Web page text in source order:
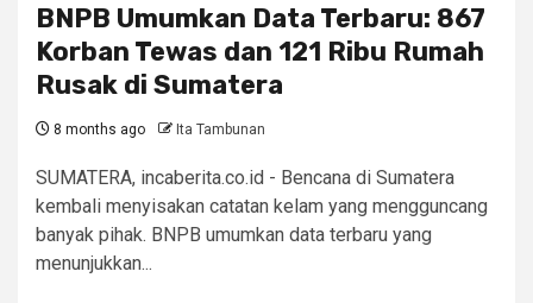
BNPB Umumkan Data Terbaru: 867
Korban Tewas dan 121 Ribu Rumah
Rusak di Sumatera
8 months ago Ita Tambunan
SUMATERA, incaberita.co.id - Bencana di Sumatera
kembali menyisakan catatan kelam yang mengguncang
banyak pihak. BNPB umumkan data terbaru yang
menunjukkan...